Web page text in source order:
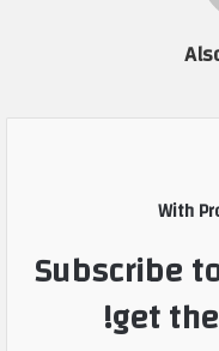
With
Subscribe
get